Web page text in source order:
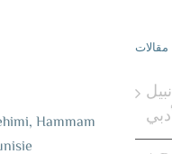
Hammam
مقالات